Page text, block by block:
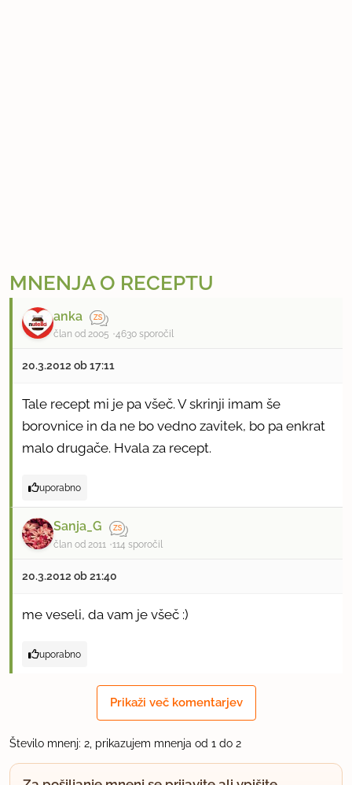
MNENJA O RECEPTU
anka
član od 2005 4630 sporočil
20.3.2012 ob 17:11
Tale recept mi je pa všeč. V skrinji imam še
borovnice in da ne bo vedno zavitek, bo pa enkrat
malo drugače. Hvala za recept.
uporabno
Sanja_G
član od 2011 114 sporočil
20.3.2012 ob 21:40
me veseli, da vam je všeč :)
uporabno
Prikaži več komentarjev
Število mnenj: 2, prikazujem mnenja od 1 do 2